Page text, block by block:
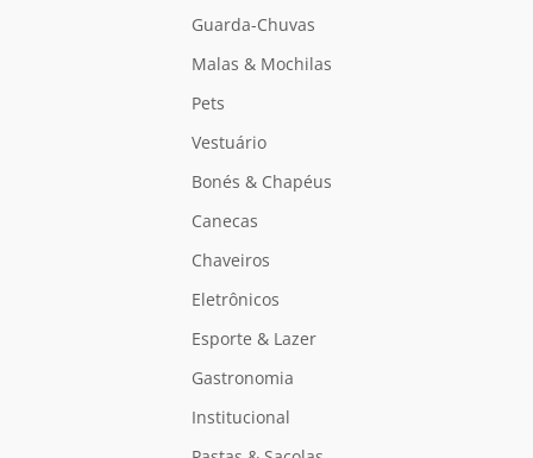
Guarda-Chuvas
Malas & Mochilas
Pets
Vestuário
Bonés & Chapéus
Canecas
Chaveiros
Eletrônicos
Esporte & Lazer
Gastronomia
Institucional